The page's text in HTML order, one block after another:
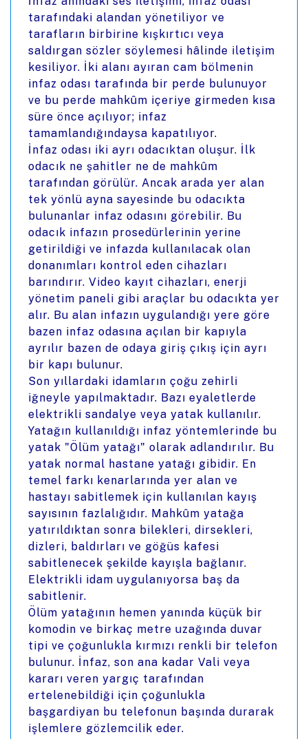
tarafındaki alandan yönetiliyor ve
tarafların birbirine kışkırtıcı veya
saldırgan sözler söylemesi hâlinde iletişim
kesiliyor. İki alanı ayıran cam bölmenin
infaz odası tarafında bir perde bulunuyor
ve bu perde mahkûm içeriye girmeden kısa
süre önce açılıyor; infaz
tamamlandığındaysa kapatılıyor.
İnfaz odası iki ayrı odacıktan oluşur. İlk
odacık ne şahitler ne de mahkûm
tarafından görülür. Ancak arada yer alan
tek yönlü ayna sayesinde bu odacıkta
bulunanlar infaz odasını görebilir. Bu
odacık infazın prosedürlerinin yerine
getirildiği ve infazda kullanılacak olan
donanımları kontrol eden cihazları
barındırır. Video kayıt cihazları, enerji
yönetim paneli gibi araçlar bu odacıkta yer
alır. Bu alan infazın uygulandığı yere göre
bazen infaz odasına açılan bir kapıyla
ayrılır bazen de odaya giriş çıkış için ayrı
bir kapı bulunur.
Son yıllardaki idamların çoğu zehirli
iğneyle yapılmaktadır. Bazı eyaletlerde
elektrikli sandalye veya yatak kullanılır.
Yatağın kullanıldığı infaz yöntemlerinde bu
yatak "Ölüm yatağı" olarak adlandırılır. Bu
yatak normal hastane yatağı gibidir. En
temel farkı kenarlarında yer alan ve
hastayı sabitlemek için kullanılan kayış
sayısının fazlalığıdır. Mahkûm yatağa
yatırıldıktan sonra bilekleri, dirsekleri,
dizleri, baldırları ve göğüs kafesi
sabitlenecek şekilde kayışla bağlanır.
Elektrikli idam uygulanıyorsa baş da
sabitlenir.
Ölüm yatağının hemen yanında küçük bir
komodin ve birkaç metre uzağında duvar
tipi ve çoğunlukla kırmızı renkli bir telefon
bulunur. İnfaz, son ana kadar Vali veya
kararı veren yargıç tarafından
ertelenebildiği için çoğunlukla
başgardiyan bu telefonun başında durarak
işlemlere gözlemcilik eder.